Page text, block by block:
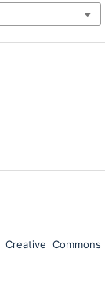
Creative Commons